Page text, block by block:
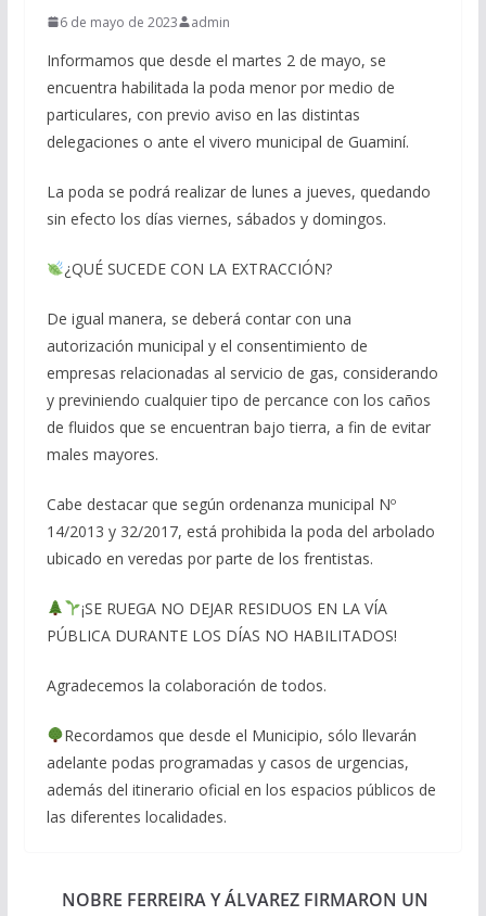
6 de mayo de 2023 admin
Informamos que desde el martes 2 de mayo, se
encuentra habilitada la poda menor por medio de
particulares, con previo aviso en las distintas
delegaciones o ante el vivero municipal de Guaminí.
La poda se podrá realizar de lunes a jueves, quedando
sin efecto los días viernes, sábados y domingos.
¿QUÉ SUCEDE CON LA EXTRACCIÓN?
De igual manera, se deberá contar con una
autorización municipal y el consentimiento de
empresas relacionadas al servicio de gas, considerando
y previniendo cualquier tipo de percance con los caños
de fluidos que se encuentran bajo tierra, a fin de evitar
males mayores.
Cabe destacar que según ordenanza municipal Nº
14/2013 y 32/2017, está prohibida la poda del arbolado
ubicado en veredas por parte de los frentistas.
¡SE RUEGA NO DEJAR RESIDUOS EN LA VÍA
PÚBLICA DURANTE LOS DÍAS NO HABILITADOS!
Agradecemos la colaboración de todos.
Recordamos que desde el Municipio, sólo llevarán
adelante podas programadas y casos de urgencias,
además del itinerario oficial en los espacios públicos de
las diferentes localidades.
NOBRE FERREIRA Y ÁLVAREZ FIRMARON UN